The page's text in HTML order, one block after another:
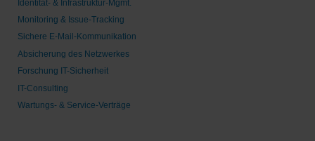
Identität- & Infrastruktur-Mgmt.
Monitoring & Issue-Tracking
Sichere E-Mail-Kommunikation
Absicherung des Netzwerkes
Forschung IT-Sicherheit
IT-Consulting
Wartungs- & Service-Verträge